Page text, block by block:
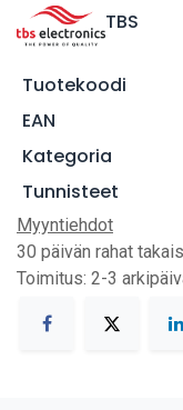
TBS
Tuotekoodi
EAN
Kategoria
Tunnisteet
Myyntiehdot
30 päivän rahat
Toimitus: 2-3